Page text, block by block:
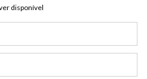
disponível​